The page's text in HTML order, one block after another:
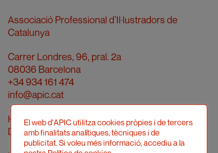
Associació Professional d’Il·lustradors de
Catalunya
Carrer Londres, 96, pral. 2a
08036 Barcelona
+34 934 161 474
info@apic.cat
Horari d’atenció telefònica
De dilluns a divendres de 10 a 14h
El web d'APIC utilitza cookies pròpies i de tercers
amb finalitats analítiques, tècniques i de
publicitat. Si voleu més informació, accediu a la